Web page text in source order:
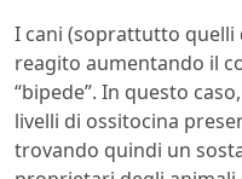
I cani (soprattutto quelli
reagito aumentando il
“bipede”. In questo
livelli di ossitocina
trovando quindi un